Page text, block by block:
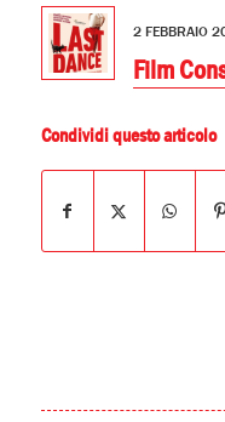
2 FEBBRAIO
Film
Condividi questo articolo